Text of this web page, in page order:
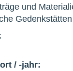
und
Gedenkstätten
/ -jahr: